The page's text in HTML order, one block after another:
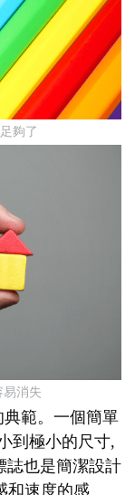
夠了
易消失
範。一個簡單
到極小的尺寸,
誌也是簡潔設計
和速度的感